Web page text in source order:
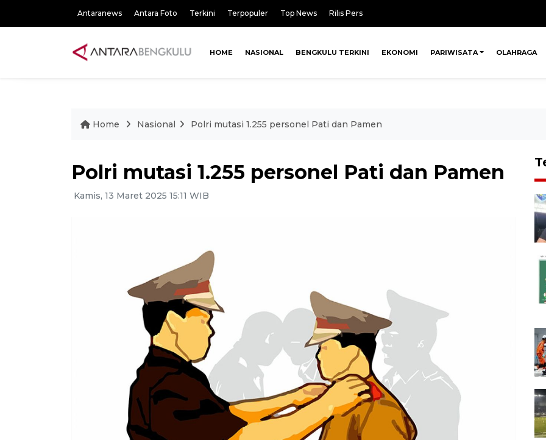
Antaranews Antara Foto Terkini Terpopuler Top News Rilis Pers
HOME NASIONAL BENGKULU TERKINI EKONOMI PARIWISATA OLAHRAGA
Home Nasional Polri mutasi 1.255 personel Pati dan Pamen
Polri mutasi 1.255 personel Pati dan Pamen
Kamis, 13 Maret 2025 15:11 WIB